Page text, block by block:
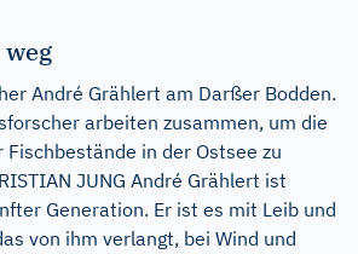
André Grählert am Darßer Bodden.
arbeiten zusammen, um die
Fischbestände in der Ostsee zu
JUNG André Grählert ist
Generation. Er ist es mit Leib und
von ihm verlangt, bei Wind und